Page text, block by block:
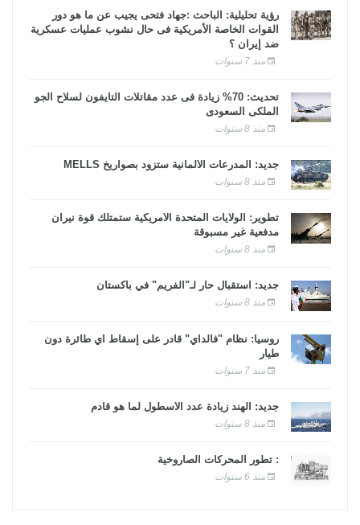
رؤية تحليلية: الباحث :جهاد فتحى يجيب عن ما هو دور
القوات الخاصة الأمريكية فى حال نشوب عمليات عسكرية
ضد إيران ؟
منذ 7 سنوات
تحديث: 70% زيادة فى عدد مقاتلات التايفون لسلاح الجو
الملكى السعودى
منذ 8 سنوات
جديد: المدرعات الألمانية ستزود بصواريخ MELLS
منذ 8 سنوات
تطوير: الولايات المتحدة الأمريكية ستمتلك قوة نيران
مدفعية غير مسبوقة
منذ 8 سنوات
جديد: استقبال حار لـ"الفريم" في باكستان
منذ 8 سنوات
روسيا: نظام "فالداي" قادر على إسقاط أي طائرة دون
طيار
منذ 7 سنوات
جديد: الهند زيادة عدد الأسطول لما هو قادم
منذ 8 سنوات
: تطور المحركات الصاروخية
منذ 6 سنوات